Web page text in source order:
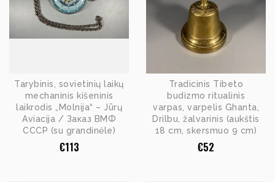
Tarybinis, sovietinių laikų
mechaninis kišeninis
laikrodis „Molnija“ – Jūrų
Aviacija / Заказ ВМФ
СССР (su grandinėle)
€113
Tradicinis Tibeto
budizmo ritualinis
varpas, varpelis Ghanta,
Drilbu, žalvarinis (aukštis
18 cm, skersmuo 9 cm)
€52